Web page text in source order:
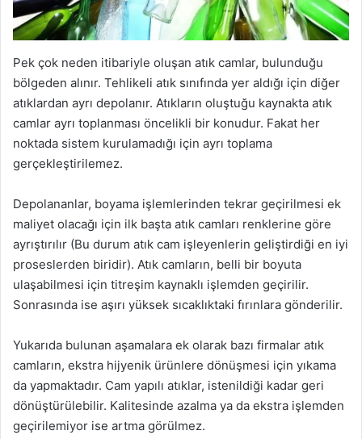
Pek çok neden itibariyle oluşan atık camlar, bulunduğu
bölgeden alınır. Tehlikeli atık sınıfında yer aldığı için diğer
atıklardan ayrı depolanır. Atıkların oluştuğu kaynakta atık
camlar ayrı toplanması öncelikli bir konudur. Fakat her
noktada sistem kurulamadığı için ayrı toplama
gerçekleştirilemez.
Depolananlar, boyama işlemlerinden tekrar geçirilmesi ek
maliyet olacağı için ilk başta atık camları renklerine göre
ayrıştırılır (Bu durum atık cam işleyenlerin geliştirdiği en iyi
proseslerden biridir). Atık camların, belli bir boyuta
ulaşabilmesi için titreşim kaynaklı işlemden geçirilir.
Sonrasında ise aşırı yüksek sıcaklıktaki fırınlara gönderilir.
Yukarıda bulunan aşamalara ek olarak bazı firmalar atık
camların, ekstra hijyenik ürünlere dönüşmesi için yıkama
da yapmaktadır. Cam yapılı atıklar, istenildiği kadar geri
dönüştürülebilir. Kalitesinde azalma ya da ekstra işlemden
geçirilemiyor ise artma görülmez.